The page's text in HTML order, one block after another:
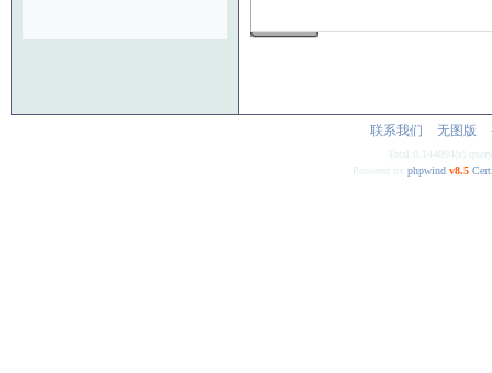
联系我们 无图版
Total 0.144094(s)
Powered byphpwind v8.5